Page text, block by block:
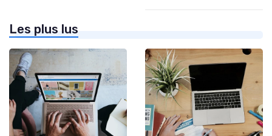
Les plus lus